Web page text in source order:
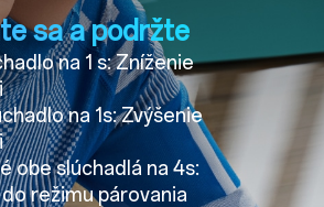
sa a podržte
na 1 s: Zníženie
na 1s: Zvýšenie
obe slúchadlá na 4s:
režimu párovania